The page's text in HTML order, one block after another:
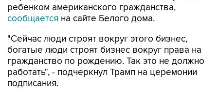
ребенком американского гражданства,
сообщается на сайте Белого дома.
"Сейчас люди строят вокруг этого бизнес,
богатые люди строят бизнес вокруг права на
гражданство по рождению. Так это не должно
работать", - подчеркнул Трамп на церемонии
подписания.